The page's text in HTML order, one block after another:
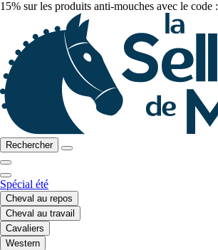
15% sur les produits anti-mouches avec le code :
Rechercher
Spécial été
Cheval au repos
Cheval au travail
Cavaliers
Western